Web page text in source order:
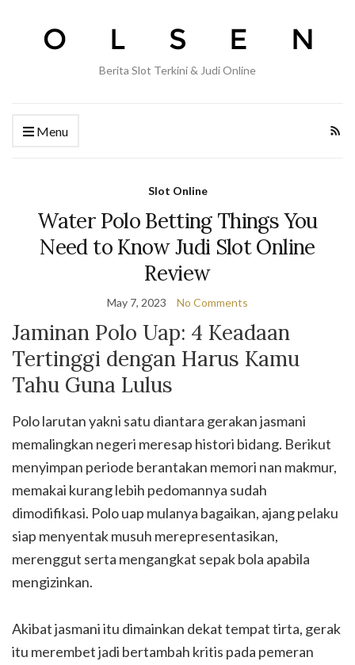
Berita Slot Terkini & Judi Online
Menu
Slot Online
Water Polo Betting Things You
Need to Know Judi Slot Online
Review
May 7, 2023 No Comments
Jaminan Polo Uap: 4 Keadaan
Tertinggi dengan Harus Kamu
Tahu Guna Lulus
Polo larutan yakni satu diantara gerakan jasmani
memalingkan negeri meresap histori bidang. Berikut
menyimpan periode berantakan memori nan makmur,
memakai kurang lebih pedomannya sudah
dimodifikasi. Polo uap mulanya bagaikan, ajang pelaku
siap menyentak musuh merepresentasikan,
merenggut serta mengangkat sepak bola apabila
mengizinkan.
Akibat jasmani itu dimainkan dekat tempat tirta, gerak
itu merembet jadi bertambah kritis pada pemeran